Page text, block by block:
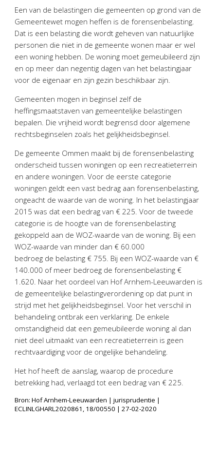
Tijdelijk financieel personeel
Personeel & Organisatie
Bedrijfseconomisch advies
Belastingadvies Purmerend
Online boekhouden
Nieuwsbrief
Nieuwsoverzicht
Downloads
Contact
Avanti Online
Twinfield – Boekhouden
BaseCone – Facturen
Visionplanner – Rapportage
Klantenportaal – Online dossiers
Online Salaris – Salarissen
Nextens-Accorderen aangiften
Een van de belastingen die gemeenten op grond van de
Gemeentewet mogen heffen is de forensenbelasting.
Dat is een belasting die wordt geheven van natuurlijke
personen die niet in de gemeente wonen maar er wel
een woning hebben. De woning moet gemeubileerd zijn
en op meer dan negentig dagen van het belastingjaar
voor de eigenaar en zijn gezin beschikbaar zijn.
Gemeenten mogen in beginsel zelf de
heffingsmaatstaven van gemeentelijke belastingen
bepalen. Die vrijheid wordt begrensd door algemene
rechtsbeginselen zoals het gelijkheidsbeginsel.
De gemeente Ommen maakt bij de forensenbelasting
onderscheid tussen woningen op een recreatieterrein
en andere woningen. Voor de eerste categorie
woningen geldt een vast bedrag aan forensenbelasting,
ongeacht de waarde van de woning. In het belastingjaar
2015 was dat een bedrag van € 225. Voor de tweede
categorie is de hoogte van de forensenbelasting
gekoppeld aan de WOZ-waarde van de woning. Bij een
WOZ-waarde van minder dan € 60.000
bedroeg de belasting € 755. Bij een WOZ-waarde van €
140.000 of meer bedroeg de forensenbelasting €
1.620. Naar het oordeel van Hof Arnhem-Leeuwarden is
de gemeentelijke belastingverordening op dat punt in
strijd met het gelijkheidsbeginsel. Voor het verschil in
behandeling ontbrak een verklaring. De enkele
omstandigheid dat een gemeubileerde woning al dan
niet deel uitmaakt van een recreatieterrein is geen
rechtvaardiging voor de ongelijke behandeling.
Het hof heeft de aanslag, waarop de procedure
betrekking had, verlaagd tot een bedrag van € 225.
Bron: Hof Arnhem-Leeuwarden | jurisprudentie |
ECLINLGHARL2020861, 18/00550 | 27-02-2020